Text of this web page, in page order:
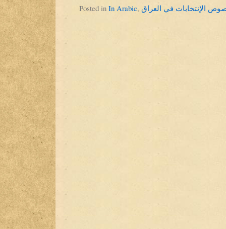
Posted in In Arabic, الإنتخابات في العراق